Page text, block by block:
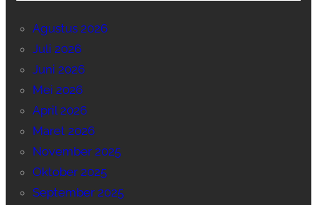
Agustus 2026
Juli 2026
Juni 2026
Mei 2026
April 2026
Maret 2026
November 2025
Oktober 2025
September 2025